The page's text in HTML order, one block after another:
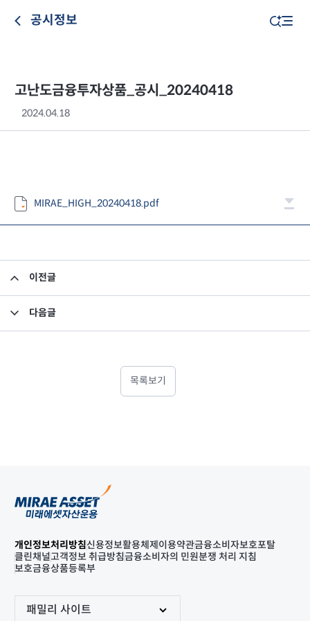
공시정보
고난도금융투자상품_공시_20240418
2024.04.18
MIRAE_HIGH_20240418.pdf
이전글
다음글
목록보기
개인정보처리방침신용정보활용체제 이용약관금융소비자보호포탈
클린채널고객정보 취급방침금융소비자의 민원분쟁 처리 지침
보호금융상품등록부
패밀리 사이트